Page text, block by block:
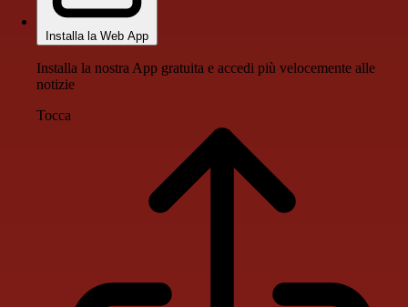
Installa la Web App
Installa la nostra App gratuita e accedi più velocemente alle
notizie
Tocca